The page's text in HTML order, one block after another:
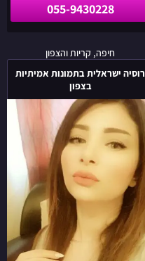
055-9430228
חיפה, קריות והצפון
רוסיה ישראלית בתמונות אמיתיות
בצפון
רוסיה
ישראלית
בתמונות
אמיתיות
בצפון